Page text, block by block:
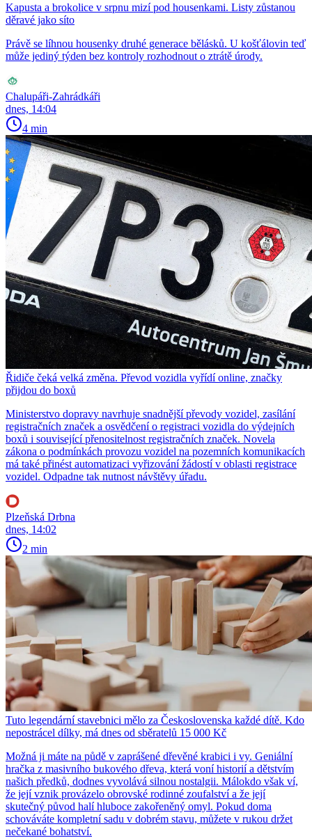
Kapusta a brokolice v srpnu mizí pod housenkami. Listy zůstanou
děravé jako síto
Právě se líhnou housenky druhé generace bělásků. U košťálovin teď
může jediný týden bez kontroly rozhodnout o ztrátě úrody.
Chalupáři-Zahrádkáři
dnes, 14:04
4 min
Řidiče čeká velká změna. Převod vozidla vyřídí online, značky
přijdou do boxů
Ministerstvo dopravy navrhuje snadnější převody vozidel, zasílání
registračních značek a osvědčení o registraci vozidla do výdejních
boxů i související přenositelnost registračních značek. Novela
zákona o podmínkách provozu vozidel na pozemních komunikacích
má také přinést automatizaci vyřizování žádostí v oblasti registrace
vozidel. Odpadne tak nutnost návštěvy úřadu.
Plzeňská Drbna
dnes, 14:02
2 min
Tuto legendární stavebnici mělo za Československa každé dítě. Kdo
nepostrácel dílky, má dnes od sběratelů 15 000 Kč
Možná ji máte na půdě v zaprášené dřevěné krabici i vy. Geniální
hračka z masivního bukového dřeva, která voní historií a dětstvím
našich předků, dodnes vyvolává silnou nostalgii. Málokdo však ví,
že její vznik provázelo obrovské rodinné zoufalství a že její
skutečný původ halí hluboce zakořeněný omyl. Pokud doma
schováváte kompletní sadu v dobrém stavu, můžete v rukou držet
nečekané bohatství.